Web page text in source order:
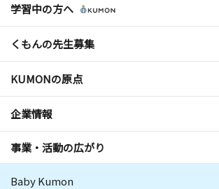
学習中の方へ
くもんの先生募集
KUMONの原点
企業情報
事業・活動の広がり
Baby Kumon